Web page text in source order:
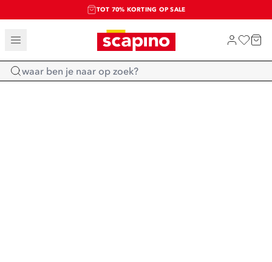
TOT 70% KORTING OP SALE
SALE: LAATSTE KANS!
SHOP NIEUW
Home